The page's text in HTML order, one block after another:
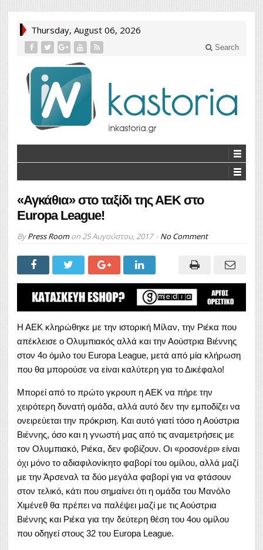
Thursday, August 06, 2026
Search
«Αγκάθια» στο ταξίδι της ΑΕΚ στο
Europa League!
ByPress Roomon 25 Αυγούστου, 2017 No Comment
Η ΑΕΚ κληρώθηκε με την ιστορική Μίλαν, την Ριέκα που
απέκλεισε ο Ολυμπιακός αλλά και την Αούστρια Βιέννης
στον 4ο όμιλο του Europa League, μετά από μία κλήρωση
που θα μπορούσε να είναι καλύτερη για το Δικέφαλο!
Μπορεί από το πρώτο γκρουπ η ΑΕΚ να πήρε την
χειρότερη δυνατή ομάδα, αλλά αυτό δεν την εμποδίζει να
ονειρεύεται την πρόκριση. Και αυτό γιατί τόσο η Αούστρια
Βιέννης, όσο και η γνωστή μας από τις αναμετρήσεις με
τον Ολυμπιακό, Ριέκα, δεν φοβίζουν. Οι «ροσονέρι» είναι
όχι μόνο το αδιαφιλονίκητο φαβορί του ομίλου, αλλά μαζί
με την Άρσεναλ τα δύο μεγάλα φαβορί για να φτάσουν
στον τελικό, κάτι που σημαίνει ότι η ομάδα του Μανόλο
Χιμένεθ θα πρέπει να παλέψει μαζί με τις Αούστρια
Βιέννης και Ριέκα για την δεύτερη θέση του 4ου ομίλου
που οδηγεί στους 32 του Europa League.